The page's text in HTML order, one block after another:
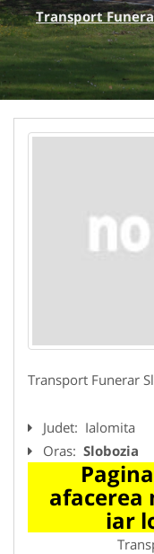
Transport
Transport Funerar
Judet: Ialomita
Oras: Slobozia
afacerea
iar